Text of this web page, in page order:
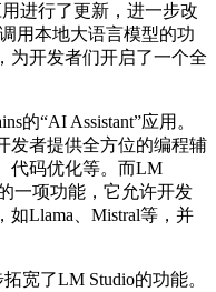
进行了更新，进一步改
用本地大语言模型的功
为开发者们开启了一个全
“AI Assistant”应用。
发者提供全方位的编程辅
代码优化等。而LM
一项功能，它允许开发
Llama、Mistral等，并
宽了LM Studio的功能。